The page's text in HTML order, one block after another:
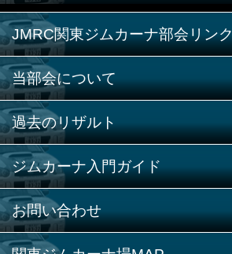
JMRC関東ジムカーナ部会リンク
当部会について
過去のリザルト
ジムカーナ入門ガイド
お問い合わせ